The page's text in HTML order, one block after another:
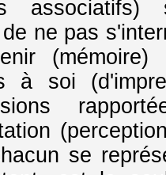
de ne pas
à soi
se